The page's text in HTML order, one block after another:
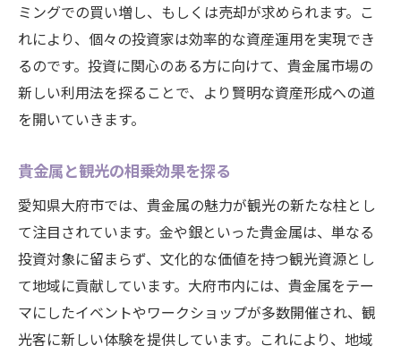
ミングでの買い増し、もしくは売却が求められます。こ
れにより、個々の投資家は効率的な資産運用を実現でき
るのです。投資に関心のある方に向けて、貴金属市場の
新しい利用法を探ることで、より賢明な資産形成への道
を開いていきます。
貴金属と観光の相乗効果を探る
愛知県大府市では、貴金属の魅力が観光の新たな柱とし
て注目されています。金や銀といった貴金属は、単なる
投資対象に留まらず、文化的な価値を持つ観光資源とし
て地域に貢献しています。大府市内には、貴金属をテー
マにしたイベントやワークショップが多数開催され、観
光客に新しい体験を提供しています。これにより、地域